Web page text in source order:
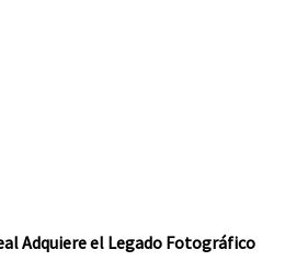
Adquiere el Legado Fotográfico